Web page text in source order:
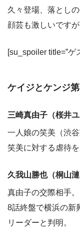
久々登場、落としの
顔芸も激しいです
[su_spoiler title=”ゲ
ケイジとケンジ
三崎真由子（桜井ユ
一人娘の笑美（渋
笑美に対する虐待を
久我山勝也（桐山漣
真由子の交際相手。
8話終盤で横浜の新
リーダーと判明。